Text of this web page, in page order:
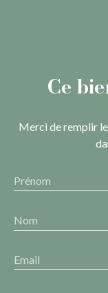
Ce
Merci de remplir
Prénom
Nom
Email